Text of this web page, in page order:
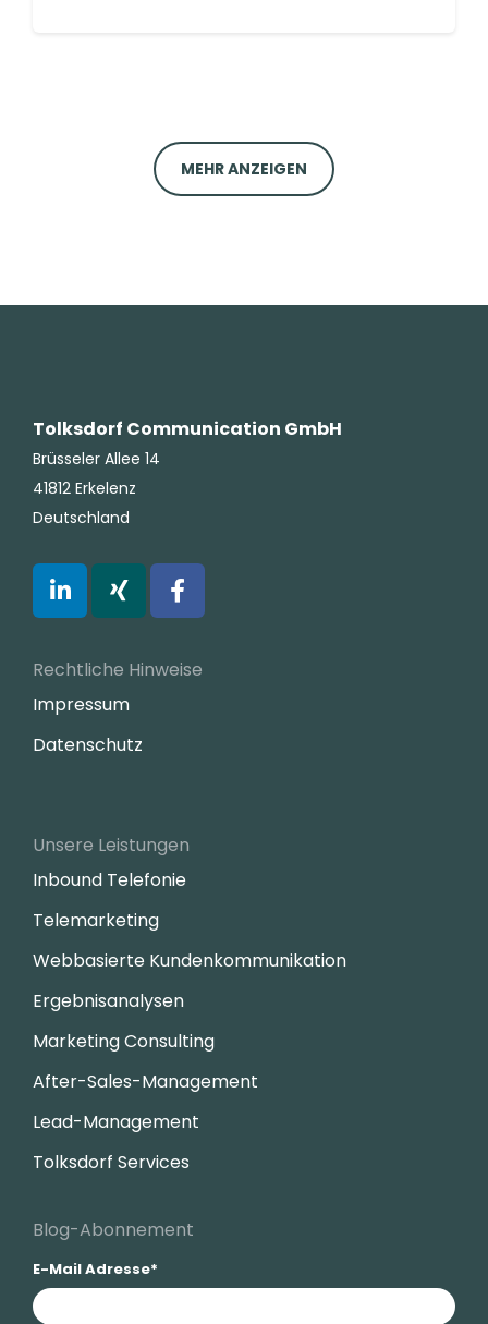
MEHR ANZEIGEN
Tolksdorf Communication GmbH
Brüsseler Allee 14
41812 Erkelenz
Deutschland
Rechtliche Hinweise
Impressum
Datenschutz
Unsere Leistungen
Inbound Telefonie
Telemarketing
Webbasierte Kundenkommunikation
Ergebnisanalysen
Marketing Consulting
After-Sales-Management
Lead-Management
Tolksdorf Services
Blog-Abonnement
E-Mail Adresse*